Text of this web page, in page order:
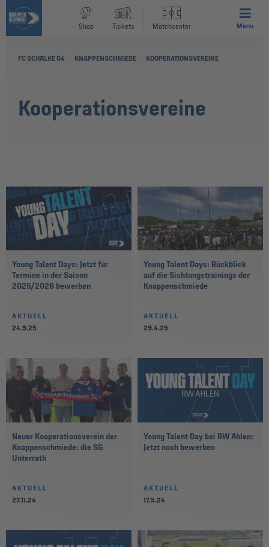
Shop Tickets Matchcenter Menu
FC SCHALKE 04 KNAPPENSCHMIEDE KOOPERATIONSVEREINE
Kooperationsvereine
Young Talent Days: Jetzt für
Termine in der Saison
2025/2026 bewerben
AKTUELL
24.9.25
Young Talent Days: Rückblick
auf die Sichtungstrainings der
Knappenschmiede
AKTUELL
29.4.25
Neuer Kooperationsverein der
Knappenschmiede: die SG
Unterrath
AKTUELL
27.11.24
Young Talent Day bei RW Ahlen:
Jetzt noch bewerben
AKTUELL
17.5.24